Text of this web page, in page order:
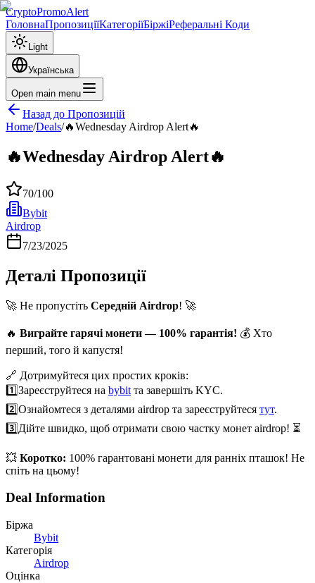
CryptoPromoAlert
ГоловнаПропозиціїКатегоріїБіржіРеферальні Коди
Light
Українська
Open main menu
Назад до Пропозицій
Home/Deals/🔥Wednesday Airdrop Alert🔥
🔥Wednesday Airdrop Alert🔥
70/100
Bybit
Airdrop
7/23/2025
Деталі Пропозиції
🚀 Не пропустіть Середній Airdrop! 🚀
🔥 Виграйте гарячі монети — 100% гарантія! 💰 Хто
перший, того й капустя!
🔗 Дотримуйтеся цих простих кроків:
1️⃣Зареєструйтеся на bybit та завершіть KYC.
2️⃣Ознайомтеся з деталями airdrop та зареєструйтеся тут.
3️⃣ Дійте швидко, щоб отримати свою частку монет airdrop! ⏳
💥 Коротко: 100% гарантовані монети для ранніх пташок! Не
спіть на цьому!
Deal Information
Біржа
Bybit
Категорія
Airdrop
Оцінка